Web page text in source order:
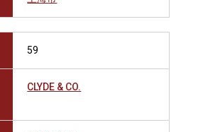
59
CLYDE & CO.